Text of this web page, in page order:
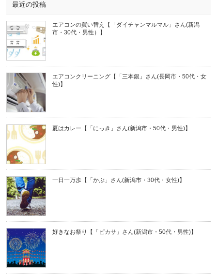
最近の投稿
エアコンの買い替え【「ダイチャンマルマル」さん(新潟
市・30代・男性）】
エアコンクリーニング【「三本銀」さん(長岡市・50代・女
性)】
夏はカレー【「にっき」さん(新潟市・50代・男性)】
一日一万歩【「かぶ」さん(新潟市・30代・女性)】
好きなお祭り【「ピカサ」さん(新潟市・50代・男性)】